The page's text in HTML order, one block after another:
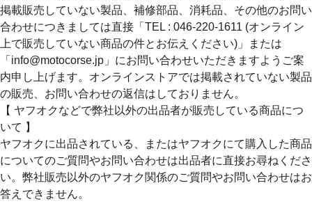
掲載販売していない製品、補修部品、消耗品、その他のお問い
合わせにつきましては直接「TEL : 046-220-1611 (オンライン
上で販売していない商品の件とお伝えください)」または
「info@motocorse.jp」にお問い合わせいただきますようご案
内申し上げます。オンラインストアでは掲載されていない製品
の販売、お問い合わせの返信はしておりません。
【 ヤフオクなどで弊社以外の出品者が販売している商品につ
いて 】
ヤフオクに出品されている、またはヤフオクにて購入した商品
についてのご質問やお問い合わせは出品者に直接お尋ねくださ
い。弊社販売以外のヤフオク関係のご質問やお問い合わせはお
答えできません。